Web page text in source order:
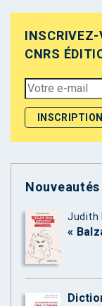
INSCRIVEZ-
CNRS
Nouveautés
Judith
«